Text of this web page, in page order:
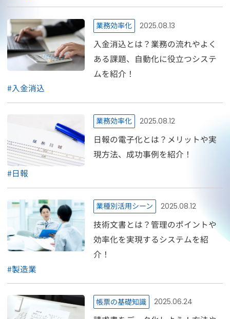
業務効率化 2025.08.13
入金消込とは？業務の流れやよく
ある課題、自動化に役立つシステ
ムを紹介！
#入金消込
業務効率化 2025.08.12
日報の電子化とは？メリットや実
現方法、成功事例を紹介！
#日報
業種別活用シーン 2025.08.12
技術文書とは？管理のポイントや
効率化を実現するシステムを紹
介！
#製造業
帳票の基礎知識 2025.06.24